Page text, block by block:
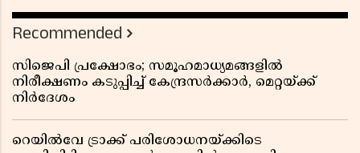
Recommended
സിജെപി പ്രക്ഷോഭം; സമൂഹമാധ്യമങ്ങളിൽ
നിരീക്ഷണം കടുപ്പിച്ച് കേന്ദ്രസർക്കാർ, മെറ്റയ്ക്ക്
നിർദേശം
റെയിൽവേ ട്രാക്ക് പരിശോധനയ്ക്കിടെ